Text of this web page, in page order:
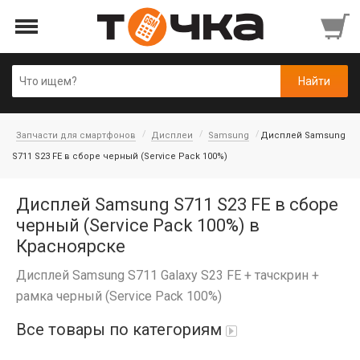
Запчасти для смартфонов Дисплеи Samsung
Дисплей Samsung
S711 S23 FE в сборе черный (Service Pack 100%)
Дисплей Samsung S711 S23 FE в сборе
черный (Service Pack 100%) в
Красноярске
Дисплей Samsung S711 Galaxy S23 FE + тачскрин +
рамка черный (Service Pack 100%)
Все товары по категориям